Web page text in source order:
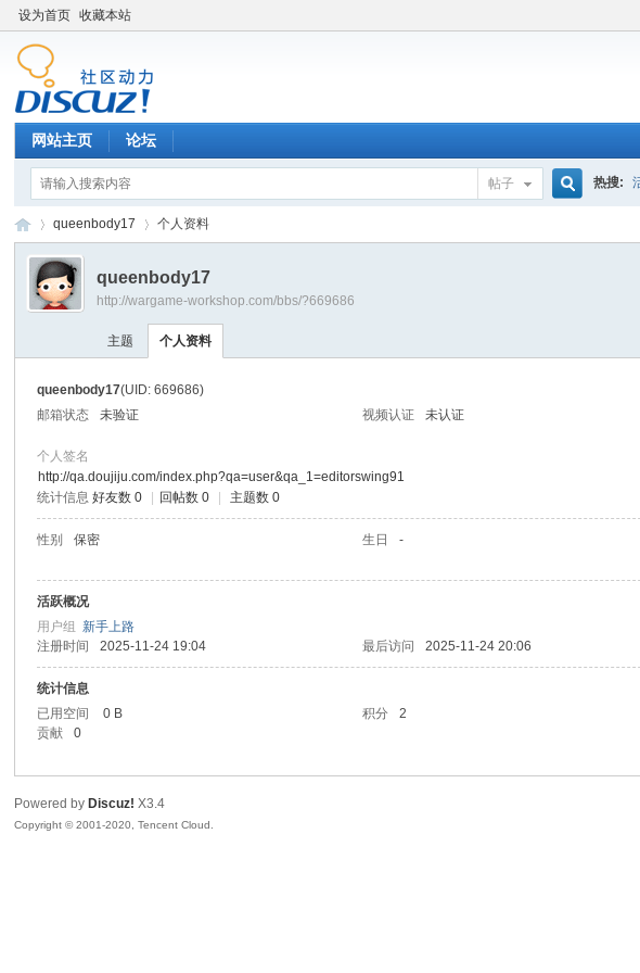
设为首页 收藏本站
网站主页 论坛
帖子 热搜:
›
queenbody17 个人资料
queenbody17
http://wargame-workshop.com/bbs/?669686
主题 个人资料
queenbody17(UID: 669686)
邮箱状态
未验证 视频认证 未认证
个人签名
http://qa.doujiju.com/index.php?qa=user&qa_1=editorswing91
统计信息 好友数 0 回帖数 0 主题数 0
性别 保密 生日 -
活跃概况
用户组新手上路
注册时间
2025-11-24 19:04 最后访问 2025-11-24 20:06
统计信息
已用空间
0 B 积分 2
贡献
0
Powered by Discuz! X3.4
Copyright © 2001-2020, Tencent Cloud.